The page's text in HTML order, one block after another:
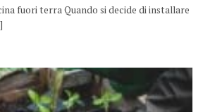
fuori terra Quando si decide di installare